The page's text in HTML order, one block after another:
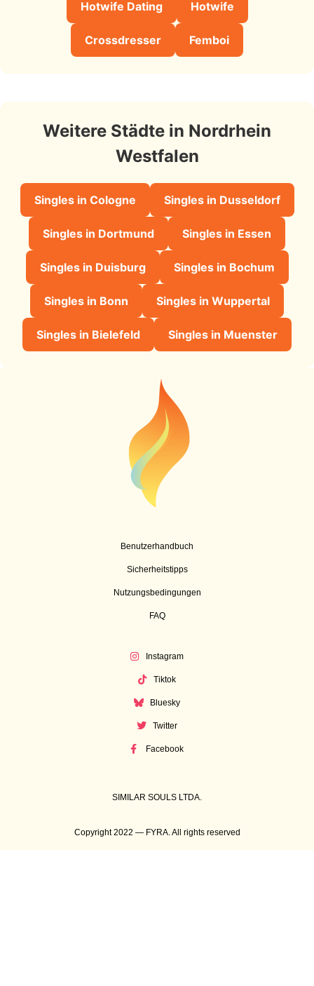
Hotwife Dating Hotwife
Crossdresser Femboi
Weitere Städte in Nordrhein
Westfalen
Singles in Cologne Singles in Dusseldorf
Singles in Dortmund Singles in Essen
Singles in Duisburg Singles in Bochum
Singles in Bonn Singles in Wuppertal
Singles in Bielefeld Singles in Muenster
Benutzerhandbuch
Sicherheitstipps
Nutzungsbedingungen
FAQ
Instagram
Tiktok
Bluesky
Twitter
Facebook
SIMILAR SOULS LTDA.
Copyright 2022 — FYRA. All rights reserved